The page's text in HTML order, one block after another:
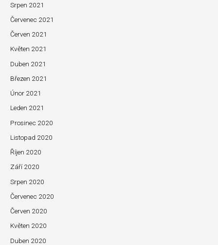
Srpen 2021
Červenec 2021
Červen 2021
Květen 2021
Duben 2021
Březen 2021
Únor 2021
Leden 2021
Prosinec 2020
Listopad 2020
Říjen 2020
Září 2020
Srpen 2020
Červenec 2020
Červen 2020
Květen 2020
Duben 2020